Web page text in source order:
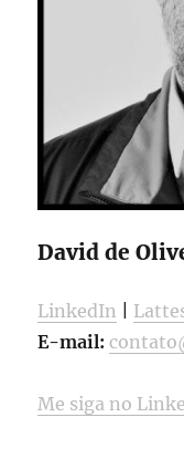
David de
LinkedIn
E-mail:
Me siga no